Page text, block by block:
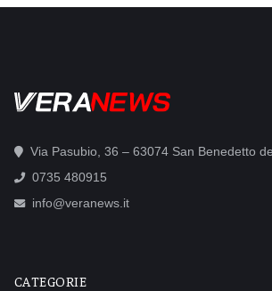
Via Pasubio, 36 – 63074 San Benedetto
0735 480915
info@veranews.it
CATEGORIE